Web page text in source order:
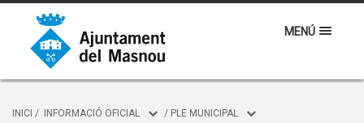
MENÚ
INICI / INFORMACIÓ OFICIAL / PLE MUNICIPAL